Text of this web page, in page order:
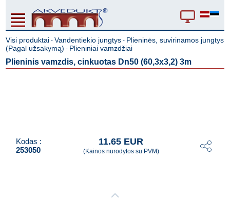
Visi produktai -Vandentiekio jungtys - Plieninės, suvirinamos jungtys
(Pagal užsakymą) - Plieniniai vamzdžiai
Plieninis vamzdis, cinkuotas Dn50 (60,3x3,2) 3m
Kodas :
253050
11.65 EUR
(Kainos nurodytos su PVM)